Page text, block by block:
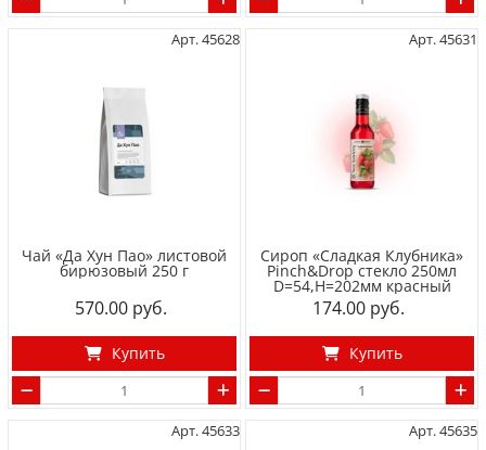
Арт. 45628
Чай «Да Хун Пао» листовой
бирюзовый 250 г
570.00
Купить
Арт. 45631
Сироп «Сладкая Клубника»
Pinch&Drop стекло 250мл
D=54,H=202мм красный
174.00
Купить
Арт. 45633 Арт. 45635